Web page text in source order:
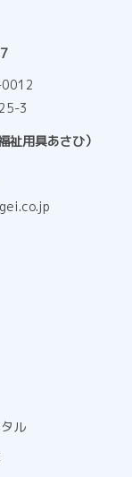
0012
3
祉用具あさひ）
ル